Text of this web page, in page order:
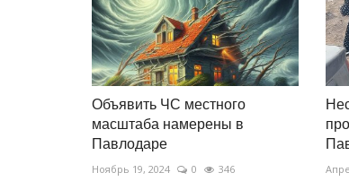
Объявить ЧС местного
масштаба намерены в
Павлодаре
Ноябрь 19, 2024 0 346